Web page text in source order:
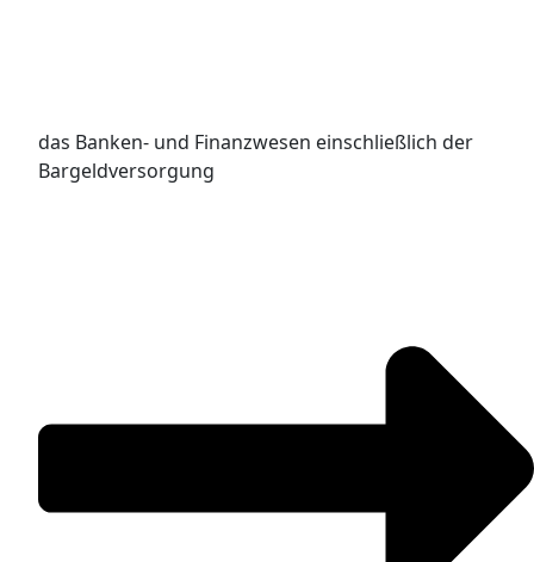
das Banken- und Finanzwesen einschließlich der
Bargeldversorgung